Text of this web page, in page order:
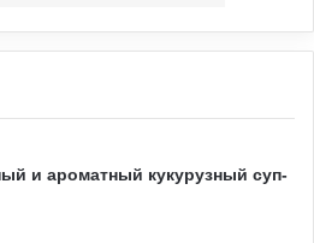
и ароматный кукурузный суп-